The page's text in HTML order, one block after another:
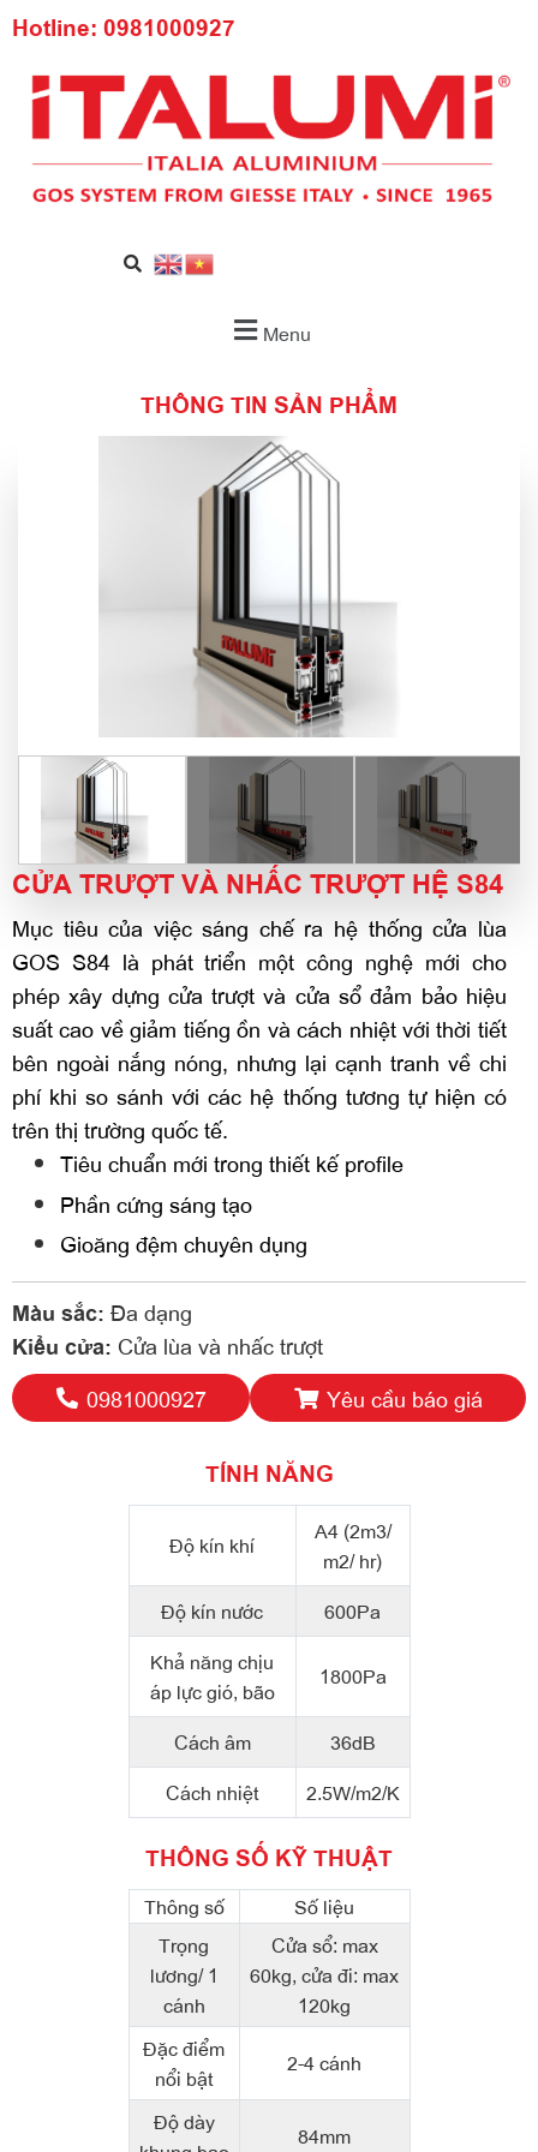
Hotline: 0981000927
Menu
THÔNG TIN SẢN PHẨM
CỬA TRƯỢT VÀ NHẤC TRƯỢT HỆ S84
Mục tiêu của việc sáng chế ra hệ thống cửa lùa
GOS S84 là phát triển một công nghệ mới cho
phép xây dựng cửa trượt và cửa sổ đảm bảo hiệu
suất cao về giảm tiếng ồn và cách nhiệt với thời tiết
bên ngoài nắng nóng, nhưng lại cạnh tranh về chi
phí khi so sánh với các hệ thống tương tự hiện có
trên thị trường quốc tế.
Tiêu chuẩn mới trong thiết kế profile
Phần cứng sáng tạo
Gioăng đệm chuyên dụng
Màu sắc: Đa dạng
Kiểu cửa: Cửa lùa và nhấc trượt
0981000927
Yêu cầu báo giá
TÍNH NĂNG
Độ kín khí
A4 (2m3/
m2/ hr)
Độ kín nước
600Pa
Khả năng chịu
áp lực gió, bão
1800Pa
Cách âm
36dB
Cách nhiệt
2.5W/m2/K
THÔNG SỐ KỸ THUẬT
Thông số
Số liệu
Trọng
lương/ 1
cánh
Cửa sổ: max
60kg, cửa đi: max
120kg
Đặc điểm
nổi bật
2-4 cánh
Độ dày
84mm